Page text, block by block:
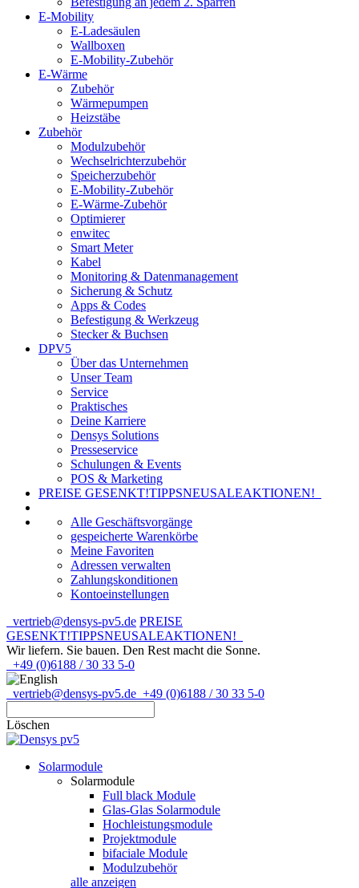
E-Mobility
E-Ladesäulen
Wallboxen
E-Mobility-Zubehör
E-Wärme
Zubehör
Wärmepumpen
Heizstäbe
Zubehör
Modulzubehör
Wechselrichterzubehör
Speicherzubehör
E-Mobility-Zubehör
E-Wärme-Zubehör
Optimierer
enwitec
Smart Meter
Kabel
Monitoring & Datenmanagement
Sicherung & Schutz
Apps & Codes
Befestigung & Werkzeug
Stecker & Buchsen
DPV5
Über das Unternehmen
Unser Team
Service
Praktisches
Deine Karriere
Densys Solutions
Presseservice
Schulungen & Events
POS & Marketing
PREISE GESENKT!TIPPSNEUSALEAKTIONEN!
Alle Geschäftsvorgänge
gespeicherte Warenkörbe
Meine Favoriten
Adressen verwalten
Zahlungskonditionen
Kontoeinstellungen
vertrieb@densys-pv5.de PREISE
GESENKT!TIPPSNEUSALEAKTIONEN!
Wir liefern. Sie bauen. Den Rest macht die Sonne.
+49 (0)6188 / 30 33 5-0
vertrieb@densys-pv5.de +49 (0)6188 / 30 33 5-0
Löschen
Solarmodule
Solarmodule
Full black Module
Glas-Glas Solarmodule
Hochleistungsmodule
Projektmodule
bifaciale Module
Modulzubehör
alle anzeigen